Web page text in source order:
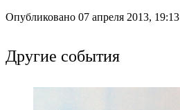
Опубликовано 07 апреля 2013, 19:13
Другие события